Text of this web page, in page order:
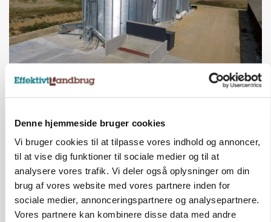
Denne hjemmeside bruger cookies
Vi bruger cookies til at tilpasse vores indhold og annoncer,
til at vise dig funktioner til sociale medier og til at
analysere vores trafik. Vi deler også oplysninger om din
brug af vores website med vores partnere inden for
sociale medier, annonceringspartnere og analysepartnere.
Vores partnere kan kombinere disse data med andre
Lokalt generationsskifte skal løfte midtjysk
siloimportør i Norden